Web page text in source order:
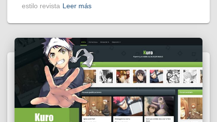
estilo revista Leer más